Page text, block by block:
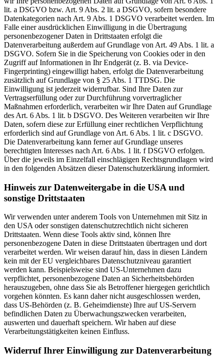
lit. a DSGVO bzw. Art. 9 Abs. 2 lit. a DSGVO, sofern besondere
Datenkategorien nach Art. 9 Abs. 1 DSGVO verarbeitet werden. Im
Falle einer ausdrücklichen Einwilligung in die Übertragung
personenbezogener Daten in Drittstaaten erfolgt die
Datenverarbeitung außerdem auf Grundlage von Art. 49 Abs. 1 lit. a
DSGVO. Sofern Sie in die Speicherung von Cookies oder in den
Zugriff auf Informationen in Ihr Endgerät (z. B. via Device-
Fingerprinting) eingewilligt haben, erfolgt die Datenverarbeitung
zusätzlich auf Grundlage von § 25 Abs. 1 TTDSG. Die
Einwilligung ist jederzeit widerrufbar. Sind Ihre Daten zur
Vertragserfüllung oder zur Durchführung vorvertraglicher
Maßnahmen erforderlich, verarbeiten wir Ihre Daten auf Grundlage
des Art. 6 Abs. 1 lit. b DSGVO. Des Weiteren verarbeiten wir Ihre
Daten, sofern diese zur Erfüllung einer rechtlichen Verpflichtung
erforderlich sind auf Grundlage von Art. 6 Abs. 1 lit. c DSGVO.
Die Datenverarbeitung kann ferner auf Grundlage unseres
berechtigten Interesses nach Art. 6 Abs. 1 lit. f DSGVO erfolgen.
Über die jeweils im Einzelfall einschlägigen Rechtsgrundlagen wird
in den folgenden Absätzen dieser Datenschutzerklärung informiert.
Hinweis zur Datenweitergabe in die USA und
sonstige Drittstaaten
Wir verwenden unter anderem Tools von Unternehmen mit Sitz in
den USA oder sonstigen datenschutzrechtlich nicht sicheren
Drittstaaten. Wenn diese Tools aktiv sind, können Ihre
personenbezogene Daten in diese Drittstaaten übertragen und dort
verarbeitet werden. Wir weisen darauf hin, dass in diesen Ländern
kein mit der EU vergleichbares Datenschutzniveau garantiert
werden kann. Beispielsweise sind US-Unternehmen dazu
verpflichtet, personenbezogene Daten an Sicherheitsbehörden
herauszugeben, ohne dass Sie als Betroffener hiergegen gerichtlich
vorgehen könnten. Es kann daher nicht ausgeschlossen werden,
dass US-Behörden (z. B. Geheimdienste) Ihre auf US-Servern
befindlichen Daten zu Überwachungszwecken verarbeiten,
auswerten und dauerhaft speichern. Wir haben auf diese
Verarbeitungstätigkeiten keinen Einfluss.
Widerruf Ihrer Einwilligung zur Datenverarbeitung